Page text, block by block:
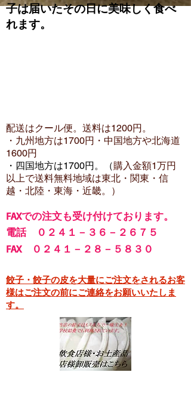
子は届いたその日に美味しく食べ
れます。
配送はクール便。送料は1200円。
・​九州地方は1700円 ・中国地方や北海道
1600円
・四国地方は1700円。（購入金額1万円
以上で送料無料地域は東北・関東・信
越・北陸・東海・近畿。）
FAXでの注文も受け付けております。
電話 ０２４１－３６－２６７５
FAX ０２４１－２８－５８３０
餃子・餃子の皮を大量にご注文をされるお客
様はご注文の前にご連絡をお願いいたしま
す。​